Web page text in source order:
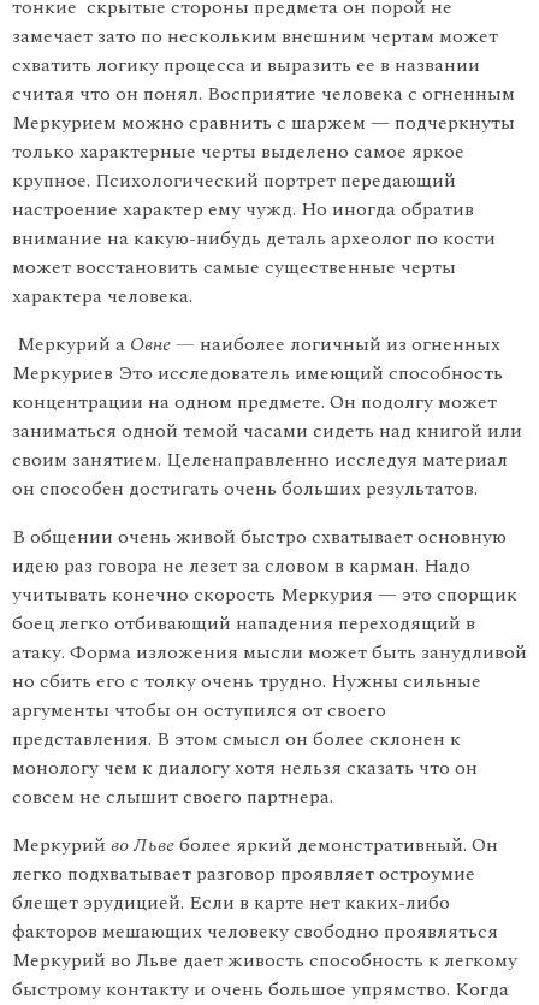
тонкие скрытые стороны предмета он порой не
замечает зато по нескольким внешним чертам может
схватить логику процесса и выразить ее в названии
считая что он понял. Восприятие человека с огненным
Меркурием можно сравнить с шаржем — подчеркнуты
только ха­рактерные черты выделено самое яркое
крупное. Психологический портрет передающий
настроение характер ему чужд. Но иногда обратив
внимание на какую-нибудь деталь археолог по кости
может восстановить самые существенные черты
характера человека.
Меркурий а Овне — наиболее логичный из огненных
Меркуриев Это исследователь имеющий способность
концентрации на одном предмете. Он подолгу может
заниматься одной темой часами сидеть над книгой или
своим занятием. Целенаправленно исследуя ма­териал
он способен достигать очень больших результатов.
В общении очень живой быстро схватывает основную
идею раз говора не лезет за словом в карман. Надо
учитывать конечно ско­рость Меркурия — это спорщик
боец легко отбивающий нападения переходящий в
атаку. Форма изложения мысли может быть за­нудливой
но сбить его с толку очень трудно. Нужны сильные
аргу­менты чтобы он оступился от своего
представления. В этом смысл он более склонен к
монологу чем к диалогу хотя нельзя сказать что он
совсем не слышит своего партнера.
Меркурий во Львеболее яркий демонстративный. Он
легко под­хватывает разговор проявляет остроумие
блещет эрудицией. Если в карте нет каких-либо
факторов мешающих человеку свободно проявляться
Меркурий во Льве дает живость способность к легкому
быстрому контакту и очень большое упрямство. Когда